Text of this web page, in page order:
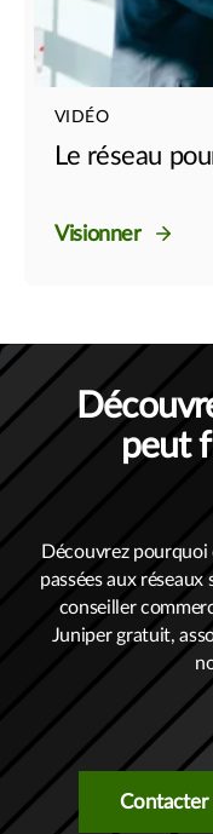
VIDÉO
Le réseau
Visionner
peut
Découvrez
passées aux
conseiller
Juniper gratuit,
Contacter